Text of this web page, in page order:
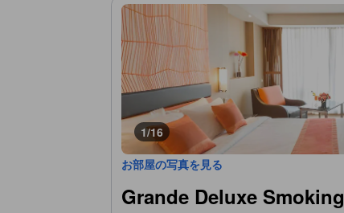
1/16
お部屋の写真を見る
Grande Deluxe Smoking